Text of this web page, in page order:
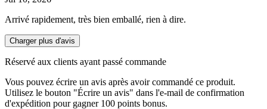
Arrivé rapidement, très bien emballé, rien à dire.
Charger plus d'avis
Réservé aux clients ayant passé commande
Vous pouvez écrire un avis après avoir commandé ce produit.
Utilisez le bouton "Écrire un avis" dans l'e-mail de confirmation
d'expédition pour gagner 100 points bonus.